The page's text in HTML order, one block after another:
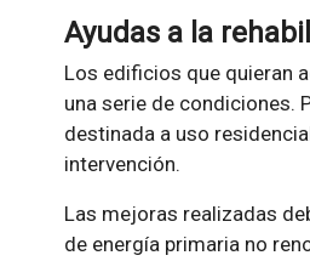
Ayudas a la
Los edificios que quieran
una serie de condiciones.
destinada a uso
intervención.
Las mejoras realizadas
de energía primaria no